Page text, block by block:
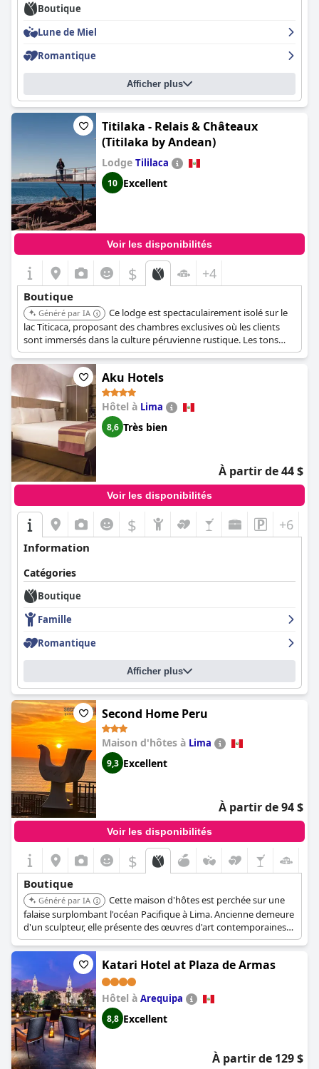
Boutique
Lune de Miel
Romantique
Afficher plus
Titilaka - Relais & Châteaux
(Titilaka by Andean)
Lodge Tililaca
10 Excellent
Voir les disponibilités
$ +4
Boutique
Généré par IA
Ce lodge est spectaculairement isolé sur le
lac Titicaca, proposant des chambres exclusives où les clients
sont immersés dans la culture péruvienne rustique. Les tons
naturels et élégants reflètent son environnement.
Aku Hotels
Hôtel à Lima
8,6 Très bien
À partir de 44 $
Voir les disponibilités
$ +6
Information
Catégories
Boutique
Famille
Romantique
Afficher plus
Second Home Peru
Maison d'hôtes à Lima
9,3 Excellent
À partir de 94 $
Voir les disponibilités
$
Boutique
Généré par IA
Cette maison d'hôtes est perchée sur une
falaise surplombant l'océan Pacifique à Lima. Ancienne demeure
d'un sculpteur, elle présente des œuvres d'art contemporaines
lumineuses, des petits-déjeuners luxueux et des jardins
paisibles.
Katari Hotel at Plaza de Armas
Hôtel à Arequipa
8,8 Excellent
À partir de 129 $